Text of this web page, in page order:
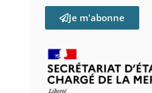
Je m'abonne